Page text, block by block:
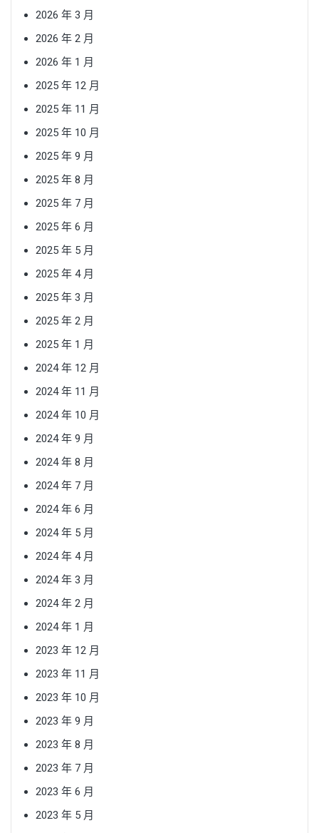
2026 年 3 月
2026 年 2 月
2026 年 1 月
2025 年 12 月
2025 年 11 月
2025 年 10 月
2025 年 9 月
2025 年 8 月
2025 年 7 月
2025 年 6 月
2025 年 5 月
2025 年 4 月
2025 年 3 月
2025 年 2 月
2025 年 1 月
2024 年 12 月
2024 年 11 月
2024 年 10 月
2024 年 9 月
2024 年 8 月
2024 年 7 月
2024 年 6 月
2024 年 5 月
2024 年 4 月
2024 年 3 月
2024 年 2 月
2024 年 1 月
2023 年 12 月
2023 年 11 月
2023 年 10 月
2023 年 9 月
2023 年 8 月
2023 年 7 月
2023 年 6 月
2023 年 5 月